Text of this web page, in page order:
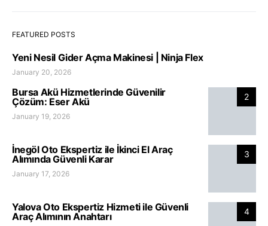
FEATURED POSTS
Yeni Nesil Gider Açma Makinesi | Ninja Flex
January 20, 2026
2
Bursa Akü Hizmetlerinde Güvenilir
Çözüm: Eser Akü
January 19, 2026
3
İnegöl Oto Ekspertiz ile İkinci El Araç
Alımında Güvenli Karar
January 17, 2026
4
Yalova Oto Ekspertiz Hizmeti ile Güvenli
Araç Alımının Anahtarı